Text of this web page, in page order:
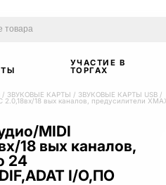
УЧАСТИЕ В
ТОРГАХ
/ ЗВУКОВЫЕ КАРТЫ / ЗВУКОВЫЕ КАРТЫ USB /
18 вых каналов, предусилители
MIDI
18 вых каналов,
24
I/O,ПО